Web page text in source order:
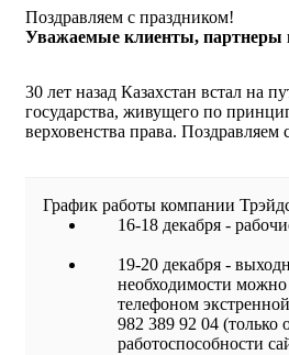
Поздравляем с праздником!
Уважаемые клиенты, партнеры
30 лет назад Казахстан встал на
государства, живущего по
верховенства права. Поздравляем
График работы компании
16-18 декабря -
19-20 декабря -
необходимости можно
телефоном
982 389 92 04 (только
работоспособности